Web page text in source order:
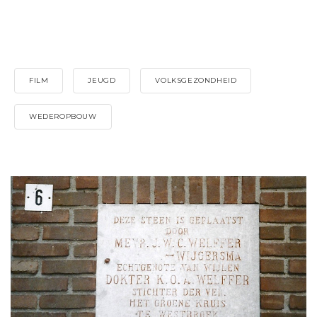
FILM JEUGD VOLKSGEZONDHEID
WEDEROPBOUW